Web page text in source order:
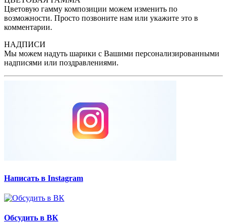
Цветовую гамму композиции можем изменить по
возможности. Просто позвоните нам или укажите это в
комментарии.
НАДПИСИ
Мы можем надуть шарики с Вашими персонализированными
надписями или поздравлениями.
Написать в Instagram
Обсудить в ВК